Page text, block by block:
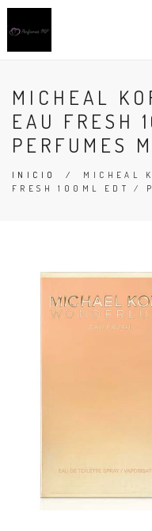
MICHEAL
EAU FRESH
PERFUMES
INICIO / MICHEAL
FRESH 100ML EDT /